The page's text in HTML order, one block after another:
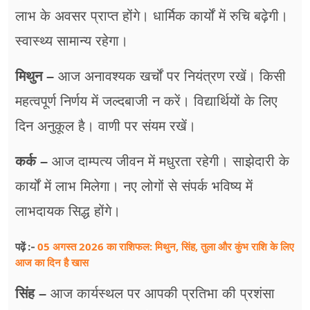
लाभ के अवसर प्राप्त होंगे। धार्मिक कार्यों में रुचि बढ़ेगी।
स्वास्थ्य सामान्य रहेगा।
मिथुन – आज अनावश्यक खर्चों पर नियंत्रण रखें। किसी
महत्वपूर्ण निर्णय में जल्दबाजी न करें। विद्यार्थियों के लिए
दिन अनुकूल है। वाणी पर संयम रखें।
कर्क – आज दाम्पत्य जीवन में मधुरता रहेगी। साझेदारी के
कार्यों में लाभ मिलेगा। नए लोगों से संपर्क भविष्य में
लाभदायक सिद्ध होंगे।
पढ़ें :- 05 अगस्त 2026 का राशिफल: मिथुन, सिंह, तुला और कुंभ राशि के लिए
आज का दिन है खास
सिंह – आज कार्यस्थल पर आपकी प्रतिभा की प्रशंसा